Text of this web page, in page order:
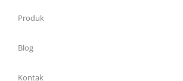
Produk
Blog
Kontak